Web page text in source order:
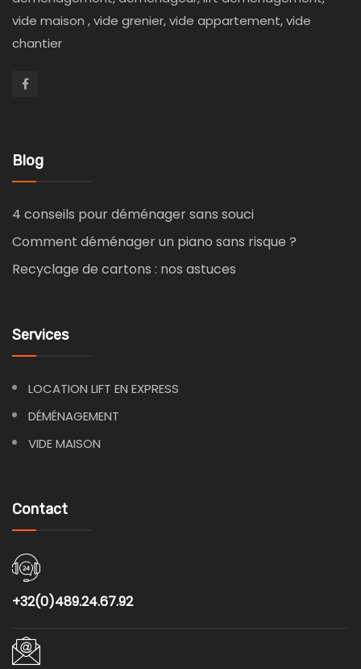
vide maison , vide grenier, vide appartement, vide
chantier
Blog
4 conseils pour déménager sans souci
Comment déménager un piano sans risque ?
Recyclage de cartons : nos astuces
Services
LOCATION LIFT EN EXPRESS
DÉMÉNAGEMENT
VIDE MAISON
Contact
+32(0)489.24.67.92